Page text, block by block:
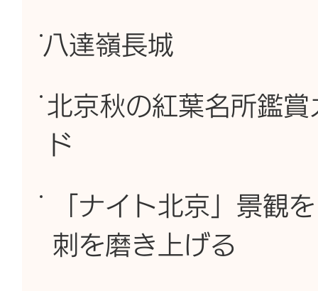
八達嶺長城
北京秋の紅葉名所鑑賞
ド
「ナイト北京」景観
刺を磨き上げる